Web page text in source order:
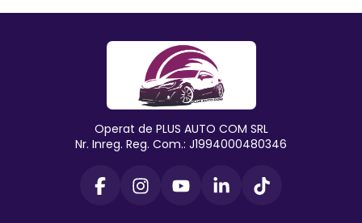
Operat de PLUS AUTO COM SRL
Nr. Inreg. Reg. Com.: J1994000480346